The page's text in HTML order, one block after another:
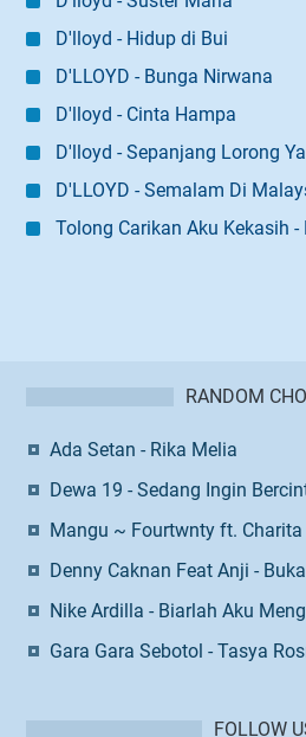
D'lloyd - Hidup di Bui
D'LLOYD - Bunga Nirwana
D'lloyd - Cinta Hampa
D'lloyd - Sepanjang Lorong
D'LLOYD - Semalam Di
Tolong Carikan Aku Kekasih -
RANDOM
Ada Setan - Rika Melia
Dewa 19 - Sedang Ingin
Mangu ~ Fourtwnty ft. Charita
Denny Caknan Feat Anji -
Nike Ardilla - Biarlah Aku
Gara Gara Sebotol - Tasya
FOLLOW